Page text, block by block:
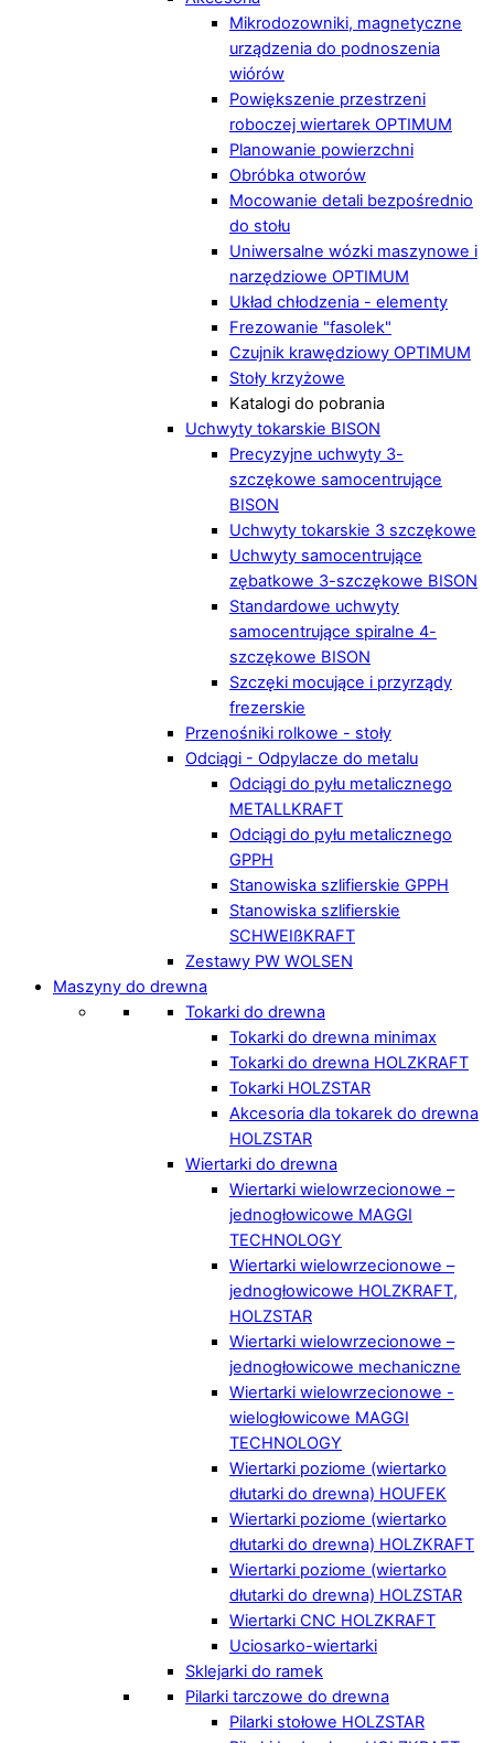
Mikrodozowniki, magnetyczne
urządzenia do podnoszenia
wiórów
Powiększenie przestrzeni
roboczej wiertarek OPTIMUM
Planowanie powierzchni
Obróbka otworów
Mocowanie detali bezpośrednio
do stołu
Uniwersalne wózki maszynowe i
narzędziowe OPTIMUM
Układ chłodzenia - elementy
Frezowanie "fasolek"
Czujnik krawędziowy OPTIMUM
Stoły krzyżowe
Katalogi do pobrania
Uchwyty tokarskie BISON
Precyzyjne uchwyty 3-
szczękowe samocentrujące
BISON
Uchwyty tokarskie 3 szczękowe
Uchwyty samocentrujące
zębatkowe 3-szczękowe BISON
Standardowe uchwyty
samocentrujące spiralne 4-
szczękowe BISON
Szczęki mocujące i przyrządy
frezerskie
Przenośniki rolkowe - stoły
Odciągi - Odpylacze do metalu
Odciągi do pyłu metalicznego
METALLKRAFT
Odciągi do pyłu metalicznego
GPPH
Stanowiska szlifierskie GPPH
Stanowiska szlifierskie
SCHWEIßKRAFT
Zestawy PW WOLSEN
Maszyny do drewna
Tokarki do drewna
Tokarki do drewna minimax
Tokarki do drewna HOLZKRAFT
Tokarki HOLZSTAR
Akcesoria dla tokarek do drewna
HOLZSTAR
Wiertarki do drewna
Wiertarki wielowrzecionowe –
jednogłowicowe MAGGI
TECHNOLOGY
Wiertarki wielowrzecionowe –
jednogłowicowe HOLZKRAFT,
HOLZSTAR
Wiertarki wielowrzecionowe –
jednogłowicowe mechaniczne
Wiertarki wielowrzecionowe -
wielogłowicowe MAGGI
TECHNOLOGY
Wiertarki poziome (wiertarko
dłutarki do drewna) HOUFEK
Wiertarki poziome (wiertarko
dłutarki do drewna) HOLZKRAFT
Wiertarki poziome (wiertarko
dłutarki do drewna) HOLZSTAR
Wiertarki CNC HOLZKRAFT
Uciosarko-wiertarki
Sklejarki do ramek
Pilarki tarczowe do drewna
Pilarki stołowe HOLZSTAR